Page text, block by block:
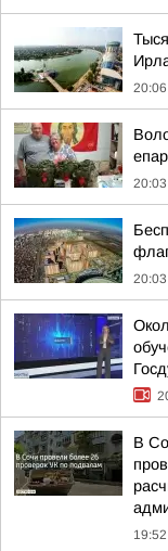
20:06
20:03
20:03
В
19:52